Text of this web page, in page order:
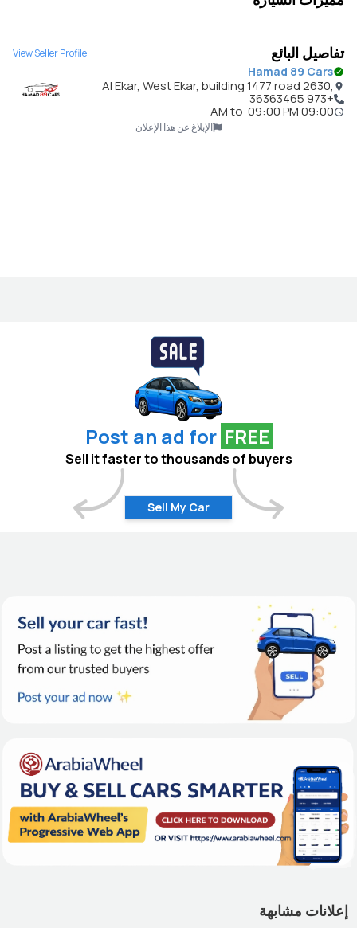
تفاصيل البائع View Seller Profile
Hamad 89 Cars
Al Ekar, West Ekar, building 1477 road 2630,
Bahrain
+973 36363465
09:00 AM
to 09:00 PM
الإبلاغ عن هذا الإعلان
Post an ad for FREE
Sell it faster to thousands of buyers
Sell My Car
إعلانات مشابهة